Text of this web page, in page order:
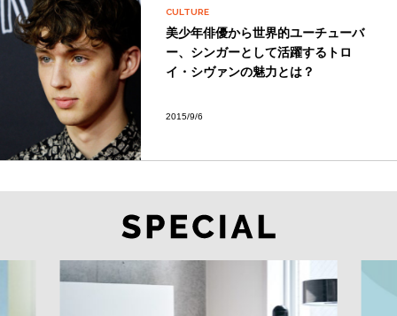
CULTURE
美少年俳優から世界的ユーチューバ
ー、シンガーとして活躍するトロ
イ・シヴァンの魅力とは？
2015/9/6